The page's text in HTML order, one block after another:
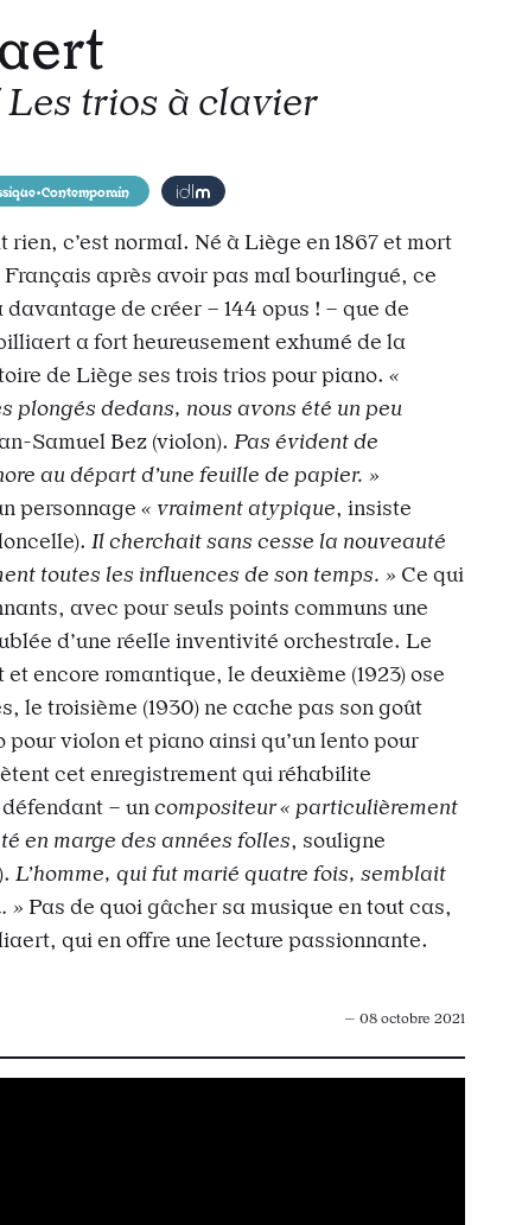
trios à clavier
mail
rien, c’est normal. Né à Liège en 1867 et mort
après avoir pas mal bourlingué, ce
de créer – 144 opus ! – que de
a fort heureusement exhumé de la
de Liège ses trois trios pour piano. «
plongés dedans, nous avons été un peu
Samuel Bez (violon). Pas évident de
au départ d’une feuille de papier. »
personnage « vraiment atypique, insiste
Il cherchait sans cesse la nouveauté
toutes les influences de son temps. » Ce qui
avec pour seuls points communs une
d’une réelle inventivité orchestrale. Le
encore romantique, le deuxième (1923) ose
le troisième (1930) ne cache pas son goût
violon et piano ainsi qu’un lento pour
cet enregistrement qui réhabilite
– un compositeur « particulièrement
en marge des années folles, souligne
L’homme, qui fut marié quatre fois, semblait
» Pas de quoi gâcher sa musique en tout cas,
qui en offre une lecture passionnante.
— 08 octobre 2021